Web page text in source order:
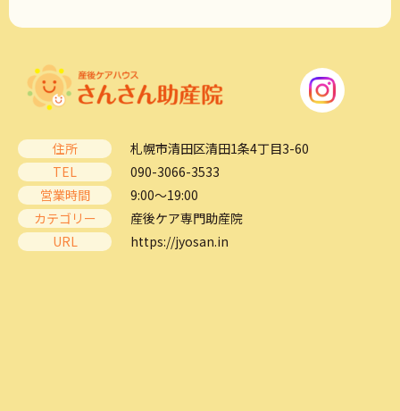
住所
札幌市清田区清田1条4丁目3-60
TEL
090-3066-3533
営業時間
9:00～19:00
カテゴリー
産後ケア専門助産院
URL
https://jyosan.in